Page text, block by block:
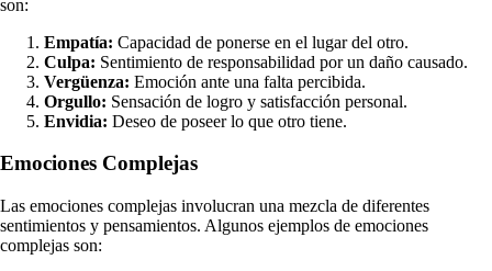
son:
Empatía: Capacidad de ponerse en el lugar del otro.
Culpa: Sentimiento de responsabilidad por un daño causado.
Vergüenza: Emoción ante una falta percibida.
Orgullo: Sensación de logro y satisfacción personal.
Envidia: Deseo de poseer lo que otro tiene.
Emociones Complejas
Las emociones complejas involucran una mezcla de diferentes
sentimientos y pensamientos. Algunos ejemplos de emociones
complejas son: